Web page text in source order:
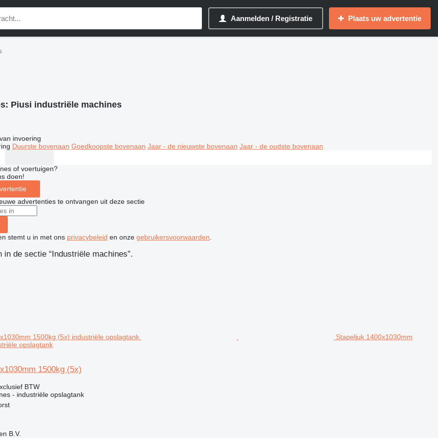
Aanmelden / Registratie Plaats uw advertentie
Piusi industriële machines
invoering
Duurste bovenaan Goedkoopste bovenaan Jaar - de nieuwste bovenaan Jaar - de oudste bovenaan
of voertuigen?
doen!
advertenties te ontvangen uit deze sectie
stemt u in met ons privacybeleid en onze gebruikersvoorwaarden
in de sectie “Industriële machines”.
Stapeljuk 1400x1030mm
opslagtank
1500kg (5x)
BTW
- industriële opslagtank
B.V.